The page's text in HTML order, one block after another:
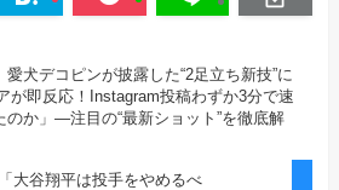
愛犬デコピンが披露した“2足立ち新技”に
が即反応！Instagram投稿わずか3分で速
のか」—注目の“最新ショット”を徹底解
大谷翔平は投手をやめるべ